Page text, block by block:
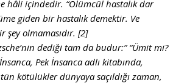
hâli içindedir. “Ölümcül hastalık dar
giden bir hastalık demektir. Ve
olmamasıdır. [2]
dediği tam da budur:” “Ümit mi?
Pek İnsanca adlı kitabında,
kötülükler dünyaya saçıldığı zaman,